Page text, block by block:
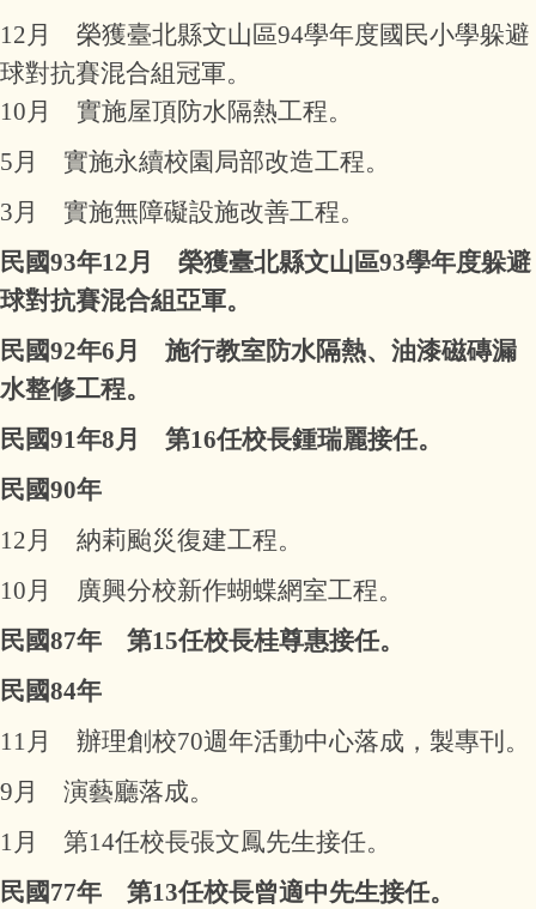
12月 榮獲臺北縣文山區94學年度國民小學躲避
球對抗賽混合組冠軍。
10月 實施屋頂防水隔熱工程。
5月 實施永續校園局部改造工程。
3月 實施無障礙設施改善工程。
民國93年12月 榮獲臺北縣文山區93學年度躲避
球對抗賽混合組亞軍。
民國92年6月 施行教室防水隔熱、油漆磁磚漏
水整修工程。
民國91年8月 第16任校長鍾瑞麗接任。
民國90年
12月 納莉颱災復建工程。
10月 廣興分校新作蝴蝶網室工程。
民國87年 第15任校長桂尊惠接任。
民國84年
11月 辦理創校70週年活動中心落成，製專刊。
9月 演藝廳落成。
1月 第14任校長張文鳳先生接任。
民國77年 第13任校長曾適中先生接任。